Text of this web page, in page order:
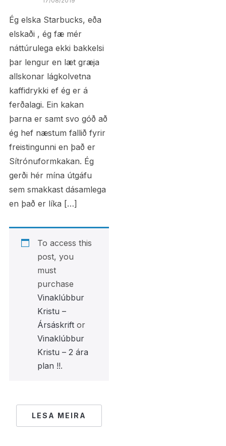
Ég elska Starbucks, eða
elskaði , ég fæ mér
náttúrulega ekki bakkelsi
þar lengur en læt græja
allskonar lágkolvetna
kaffidrykki ef ég er á
ferðalagi. Ein kakan
þarna er samt svo góð að
ég hef næstum fallið fyrir
freistingunni en það er
Sítrónuformkakan. Ég
gerði hér mína útgáfu
sem smakkast dásamlega
en það er líka […]
To access this
post, you
must
purchase
Vinaklúbbur
Kristu –
Ársáskriftor
Vinaklúbbur
Kristu – 2 ára
plan !!.
LESA MEIRA